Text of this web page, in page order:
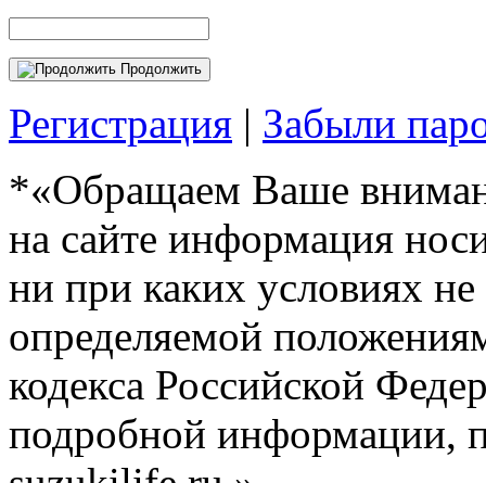
Продолжить
Регистрация | Забыли
*«Обращаем Ваше
на сайте информация
ни при каких условиях
определяемой
кодекса Российской
подробной информации,